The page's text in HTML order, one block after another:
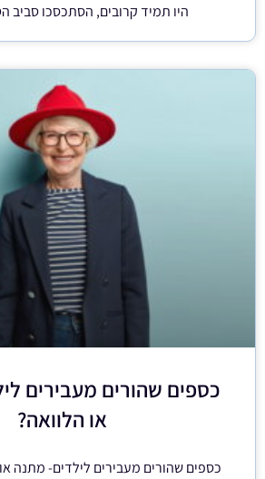
היו תמיד קרובים, הסתכסכו סביב
כספים שהורים מעבירים
או הלוואה?
כספים שהורים מעבירים לילדים- מתנה